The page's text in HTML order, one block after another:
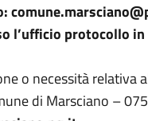
l’ufficio protocollo
o necessità relativa
di Marsciano –